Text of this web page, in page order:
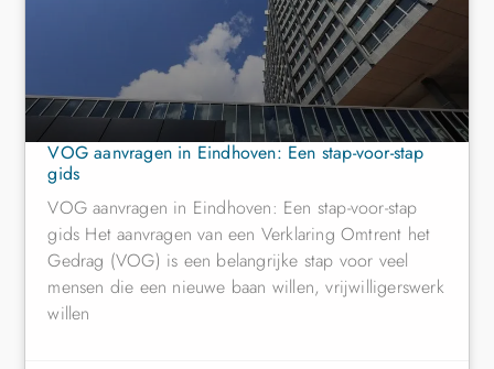
VOG aanvragen in Eindhoven: Een stap-voor-stap
gids
VOG aanvragen in Eindhoven: Een stap-voor-stap
gids Het aanvragen van een Verklaring Omtrent het
Gedrag (VOG) is een belangrijke stap voor veel
mensen die een nieuwe baan willen, vrijwilligerswerk
willen